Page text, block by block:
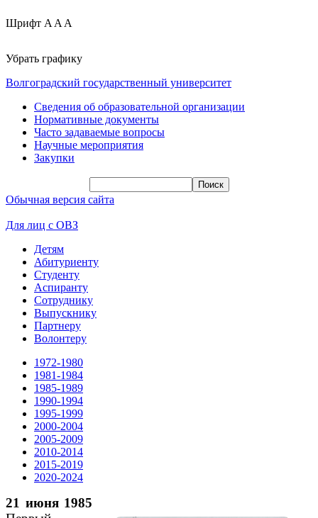
Шрифт A A A
Убрать графику
Волгоградский государственный университет
Сведения об образовательной организации
Нормативные документы
Часто задаваемые вопросы
Научные мероприятия
Закупки
Обычная версия сайта
Для лиц с ОВЗ
Детям
Абитуриенту
Студенту
Аспиранту
Сотруднику
Выпускнику
Партнеру
Волонтеру
1972-1980
1981-1984
1985-1989
1990-1994
1995-1999
2000-2004
2005-2009
2010-2014
2015-2019
2020-2024
21 июня 1985